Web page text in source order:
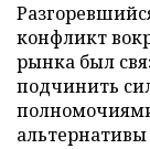
конфликт
рынка был
подчинить